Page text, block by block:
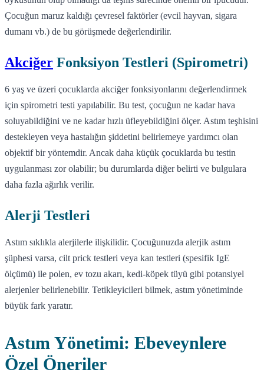
Çocuğun maruz kaldığı çevresel faktörler (evcil hayvan, sigara
dumanı vb.) de bu görüşmede değerlendirilir.
Akciğer Fonksiyon Testleri (Spirometri)
6 yaş ve üzeri çocuklarda akciğer fonksiyonlarını değerlendirmek
için spirometri testi yapılabilir. Bu test, çocuğun ne kadar hava
soluyabildiğini ve ne kadar hızlı üfleyebildiğini ölçer. Astım teşhisini
destekleyen veya hastalığın şiddetini belirlemeye yardımcı olan
objektif bir yöntemdir. Ancak daha küçük çocuklarda bu testin
uygulanması zor olabilir; bu durumlarda diğer belirti ve bulgulara
daha fazla ağırlık verilir.
Alerji Testleri
Astım sıklıkla alerjilerle ilişkilidir. Çocuğunuzda alerjik astım
şüphesi varsa, cilt prick testleri veya kan testleri (spesifik IgE
ölçümü) ile polen, ev tozu akarı, kedi-köpek tüyü gibi potansiyel
alerjenler belirlenebilir. Tetikleyicileri bilmek, astım yönetiminde
büyük fark yaratır.
Astım Yönetimi: Ebeveynlere
Özel Öneriler